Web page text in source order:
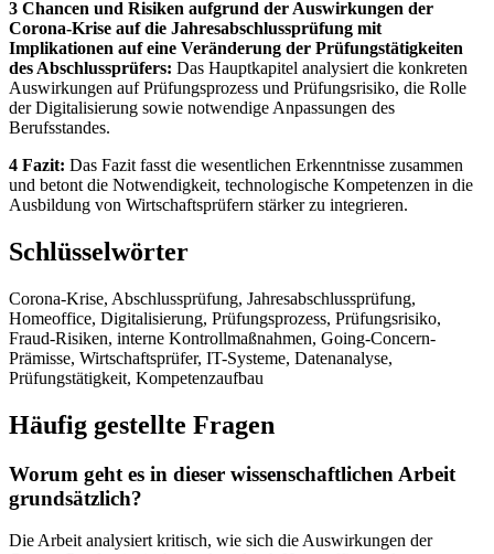
3 Chancen und Risiken aufgrund der Auswirkungen der
Corona-Krise auf die Jahresabschlussprüfung mit
Implikationen auf eine Veränderung der Prüfungstätigkeiten
des Abschlussprüfers: Das Hauptkapitel analysiert die konkreten
Auswirkungen auf Prüfungsprozess und Prüfungsrisiko, die Rolle
der Digitalisierung sowie notwendige Anpassungen des
Berufsstandes.
4 Fazit: Das Fazit fasst die wesentlichen Erkenntnisse zusammen
und betont die Notwendigkeit, technologische Kompetenzen in die
Ausbildung von Wirtschaftsprüfern stärker zu integrieren.
Schlüsselwörter
Corona-Krise, Abschlussprüfung, Jahresabschlussprüfung,
Homeoffice, Digitalisierung, Prüfungsprozess, Prüfungsrisiko,
Fraud-Risiken, interne Kontrollmaßnahmen, Going-Concern-
Prämisse, Wirtschaftsprüfer, IT-Systeme, Datenanalyse,
Prüfungstätigkeit, Kompetenzaufbau
Häufig gestellte Fragen
Worum geht es in dieser wissenschaftlichen Arbeit
grundsätzlich?
Die Arbeit analysiert kritisch, wie sich die Auswirkungen der